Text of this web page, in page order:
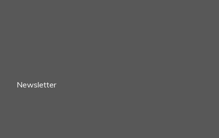
Newsletter